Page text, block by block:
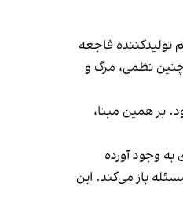
تولیدکننده‌ فاجعه
نظمی، مرگ و
بر همین مبنا،
به وجود آورده
باز می‌کند. این